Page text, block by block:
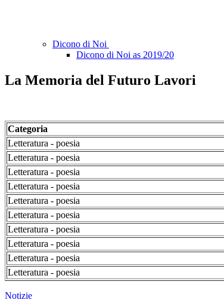
Dicono di Noi
Dicono di Noi as 2019/20
La Memoria del Futuro Lavori
Categoria
Letteratura - poesia
Letteratura - poesia
Letteratura - poesia
Letteratura - poesia
Letteratura - poesia
Letteratura - poesia
Letteratura - poesia
Letteratura - poesia
Letteratura - poesia
Letteratura - poesia
Notizie